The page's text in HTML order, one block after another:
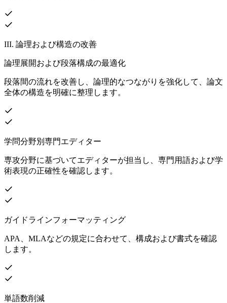
III. 論理および構造の改善
論理展開および段落構成の最適化
段落間の流れを改善し、論理的なつながりを強化して、論文
全体の構造を明確に整理します。
学問分野別専門エディター
専攻分野に基づいてエディターが担当し、専門用語および学
術表現の正確性を確認します。
ガイドラインフォーマッティング
APA、MLAなどの規定に合わせて、構成および書式を確認
します。
単語数削減